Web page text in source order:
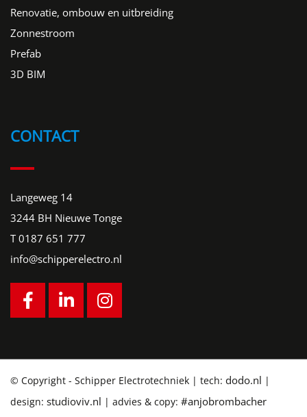
Renovatie, ombouw en uitbreiding
Zonnestroom
Prefab
3D BIM
CONTACT
Langeweg 14
3244 BH Nieuwe Tonge
T0187 651 777
info@schipperelectro.nl
© Copyright - Schipper Electrotechniek | tech: dodo.nl |
design: studioviv.nl | advies & copy: #anjobrombacher